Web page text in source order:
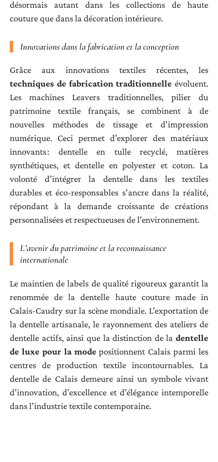
désormais autant dans les collections de haute
couture que dans la décoration intérieure.
Innovations dans la fabrication et la conception
Grâce aux innovations textiles récentes, les
techniques de fabrication traditionnelle évoluent.
Les machines Leavers traditionnelles, pilier du
patrimoine textile français, se combinent à de
nouvelles méthodes de tissage et d’impression
numérique. Ceci permet d’explorer des matériaux
innovants : dentelle en tulle recyclé, matières
synthétiques, et dentelle en polyester et coton. La
volonté d’intégrer la dentelle dans les textiles
durables et éco-responsables s’ancre dans la réalité,
répondant à la demande croissante de créations
personnalisées et respectueuses de l’environnement.
L’avenir du patrimoine et la reconnaissance
internationale
Le maintien de labels de qualité rigoureux garantit la
renommée de la dentelle haute couture made in
Calais-Caudry sur la scène mondiale. L’exportation de
la dentelle artisanale, le rayonnement des ateliers de
dentelle actifs, ainsi que la distinction de la dentelle
de luxe pour la modepositionnent Calais parmi les
centres de production textile incontournables. La
dentelle de Calais demeure ainsi un symbole vivant
d’innovation, d’excellence et d’élégance intemporelle
dans l’industrie textile contemporaine.